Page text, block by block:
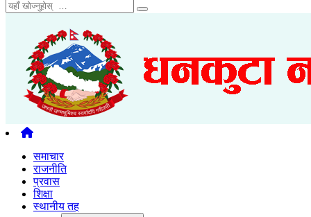
समाचार
राजनीति
प्रवास
शिक्षा
स्थानीय तह